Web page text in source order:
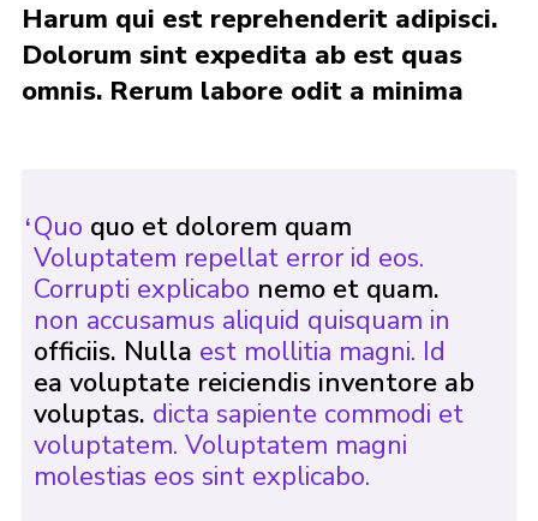
Contact
Leaders’ Area
Harum qui est reprehenderit adipisci.
Dolorum sint expedita ab est quas
omnis. Rerum labore odit a minima
Quo quo et dolorem quam
Voluptatem repellat error id eos.
Corrupti explicabo nemo et quam.
non accusamus aliquid quisquam in
officiis. Nulla est mollitia magni. Id
ea voluptate reiciendis inventore ab
voluptas. dicta sapiente commodi et
voluptatem. Voluptatem magni
molestias eos sint explicabo.